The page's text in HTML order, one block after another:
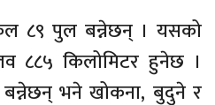
८९ पुल बन्नेछन् । यसको
८८५ किलोमिटर हुनेछ ।
बन्नेछन् भने खोकना, बुदुने र